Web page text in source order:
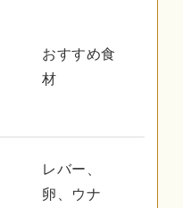
おすすめ食
材
レバー、
卵、ウナ